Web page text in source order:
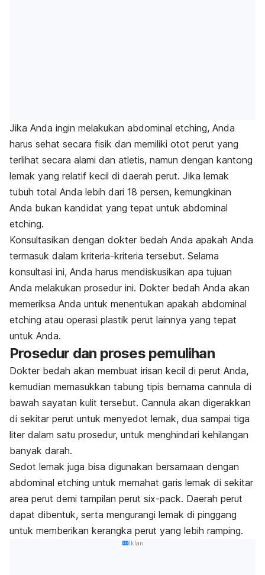
Jika Anda ingin melakukan abdominal etching, Anda
harus sehat secara fisik dan memiliki otot perut yang
terlihat secara alami dan atletis, namun dengan kantong
lemak yang relatif kecil di daerah perut. Jika lemak
tubuh total Anda lebih dari 18 persen, kemungkinan
Anda bukan kandidat yang tepat untuk abdominal
etching.
Konsultasikan dengan dokter bedah Anda apakah Anda
termasuk dalam kriteria-kriteria tersebut. Selama
konsultasi ini, Anda harus mendiskusikan apa tujuan
Anda melakukan prosedur ini. Dokter bedah Anda akan
memeriksa Anda untuk menentukan apakah abdominal
etching atau operasi plastik perut lainnya yang tepat
untuk Anda.
Prosedur dan proses pemulihan
Dokter bedah akan membuat irisan kecil di perut Anda,
kemudian memasukkan tabung tipis bernama cannula di
bawah sayatan kulit tersebut. Cannula akan digerakkan
di sekitar perut untuk menyedot lemak, dua sampai tiga
liter dalam satu prosedur, untuk menghindari kehilangan
banyak darah.
Sedot lemak juga bisa digunakan bersamaan dengan
abdominal etching untuk memahat garis lemak di sekitar
area perut demi tampilan perut six-pack. Daerah perut
dapat dibentuk, serta mengurangi lemak di pinggang
untuk memberikan kerangka perut yang lebih ramping.
Iklan